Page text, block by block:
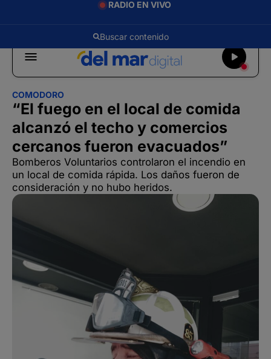
RADIO EN VIVO
COMODORO
“El fuego en el local de comida
alcanzó el techo y comercios
cercanos fueron evacuados”
Bomberos Voluntarios controlaron el incendio en
un local de comida rápida. Los daños fueron de
consideración y no hubo heridos.